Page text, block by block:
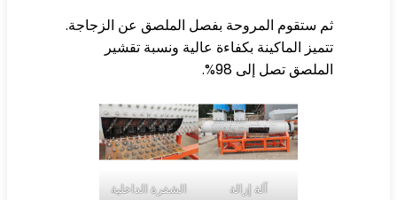
ستقوم المروحة بفصل الملصق عن الزجاجة.
الماكينة بكفاءة عالية ونسبة تقشير
تصل إلى 98%.
الشفرة الداخلية